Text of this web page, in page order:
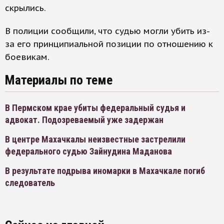
скрылись.
В полиции сообщили, что судью могли убить из-
за его принципиальной позиции по отношению к
боевикам.
Материалы по теме
В Пермском крае убиты федеральный судья и
адвокат. Подозреваемый уже задержан
В центре Махачкалы неизвестные застрелили
федерального судью Зайнудина Маданова
В результате подрыва иномарки в Махачкале погиб
следователь